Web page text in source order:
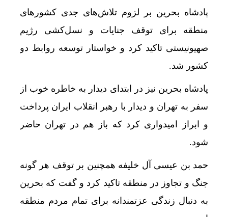
پادشاه بحرین بر لزوم تلاش‌های جدی کشورهای
منطقه برای توقف جنایات و نسل‌کشی رژیم
صهیونیستی تاکید کرد و خواستار توسعه روابط دو
کشور شد.
پادشاه بحرین نیز در ابتدای دیدار به خاطره خوب از
سفر به تهران و دیدار با رهبر انقلاب ایران پرداخت
و ابراز امیدواری کرد که باز هم در تهران حاضر
شود.
حمد بن عیسی آل خلیفه همچنین بر توقف هر گونه
جنگ و تجاوز در منطقه تاکید کرد و گفت که بحرین
به دنبال زندگی عزتمندانه برای تمام مردم منطقه